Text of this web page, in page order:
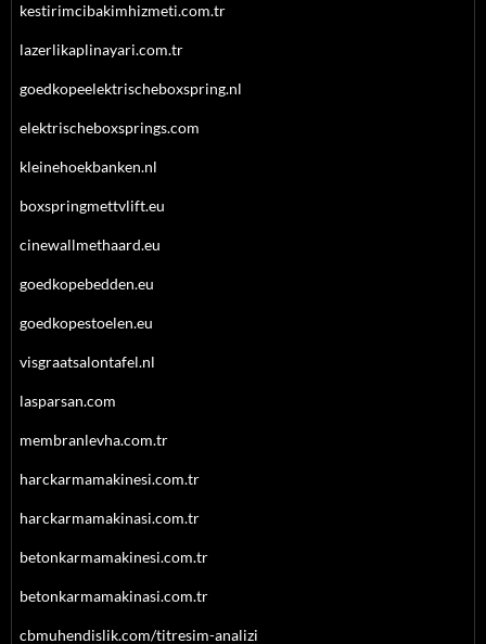
kestirimcibakimhizmeti.com.tr
lazerlikaplinayari.com.tr
goedkopeelektrischeboxspring.nl
elektrischeboxsprings.com
kleinehoekbanken.nl
boxspringmettvlift.eu
cinewallmethaard.eu
goedkopebedden.eu
goedkopestoelen.eu
visgraatsalontafel.nl
lasparsan.com
membranlevha.com.tr
harckarmamakinesi.com.tr
harckarmamakinasi.com.tr
betonkarmamakinesi.com.tr
betonkarmamakinasi.com.tr
cbmuhendislik.com/titresim-analizi